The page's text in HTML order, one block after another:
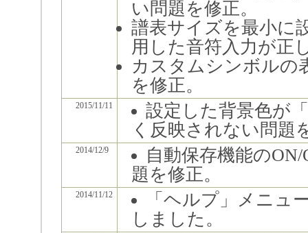
い問題を修正。
譜表サイズを最小に
用した音符入力が正
カスタムシンボルの
を修正。
2015/11/11
設定した背景色が
く反映されない問題
2014/12/9
自動保存機能の
題を修正。
2014/11/12
「ヘルプ」メニュ
しました。